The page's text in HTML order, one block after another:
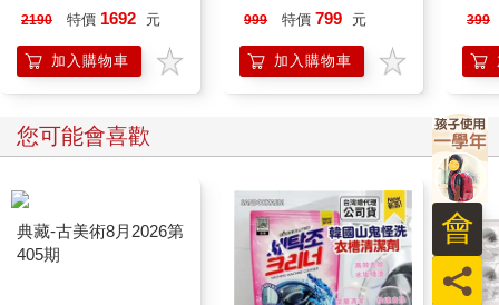
線充電座(AIR-MS02)
2190 特價 1692 元
加入購物車
線充電站(CB-CRC-
999 特價 799 元
加入購物車
399
您可能會喜歡
員
會